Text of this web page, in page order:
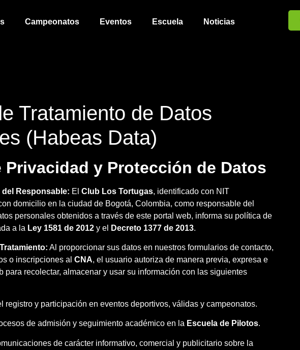
Campeonatos Eventos Escuela Noticias
Tratamiento de Datos
(Habeas Data)
Privacidad y Protección de Datos
Responsable: El Club Los Tortugas, identificado con NIT
domicilio en la ciudad de Bogotá, Colombia, como responsable del
personales obtenidos a través de este portal web, informa su política de
a la Ley 1581 de 2012 y el Decreto 1377 de 2013.
Al proporcionar sus datos en nuestros formularios de contacto,
o inscripciones al CNA, el usuario autoriza de manera previa, expresa e
para recolectar, almacenar y usar su información con las siguientes
registro y participación en eventos deportivos, válidas y campeonatos.
de admisión y seguimiento académico en la Escuela de Pilotos.
de carácter informativo, comercial y publicitario sobre la